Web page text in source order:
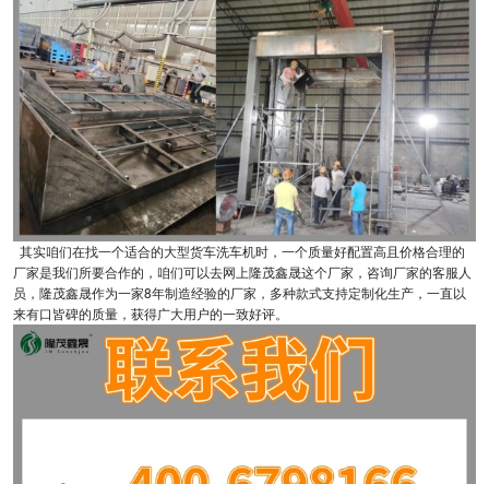
其实咱们在找一个适合的大型货车洗车机时，一个质量好配置高且价格合理的
厂家是我们所要合作的，咱们可以去网上隆茂鑫晟这个厂家，咨询厂家的客服人
员，隆茂鑫晟作为一家8年制造经验的厂家，多种款式支持定制化生产，一直以
来有口皆碑的质量，获得广大用户的一致好评。